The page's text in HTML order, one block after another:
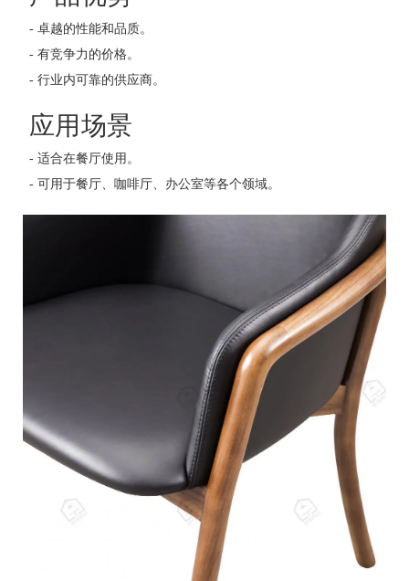
- 卓越的性能和品质。
- 有竞争力的价格。
- 行业内可靠的供应商。
应用场景
- 适合在餐厅使用。
- 可用于餐厅、咖啡厅、办公室等各个领域。